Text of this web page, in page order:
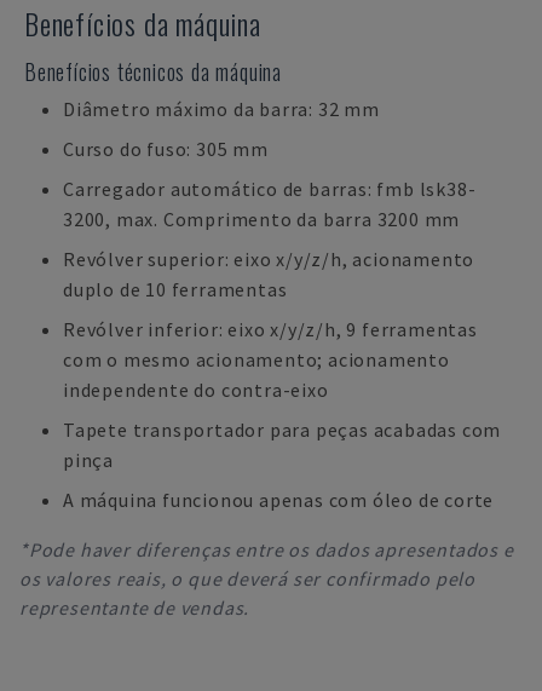
Benefícios da máquina
Benefícios técnicos da máquina
Diâmetro máximo da barra: 32 mm
Curso do fuso: 305 mm
Carregador automático de barras: fmb lsk38-
3200, max. Comprimento da barra 3200 mm
Revólver superior: eixo x/y/z/h, acionamento
duplo de 10 ferramentas
Revólver inferior: eixo x/y/z/h, 9 ferramentas
com o mesmo acionamento; acionamento
independente do contra-eixo
Tapete transportador para peças acabadas com
pinça
A máquina funcionou apenas com óleo de corte
*Pode haver diferenças entre os dados apresentados e
os valores reais, o que deverá ser confirmado pelo
representante de vendas.